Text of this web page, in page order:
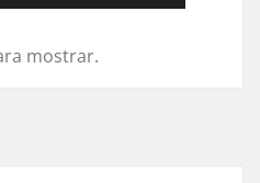
mostrar.